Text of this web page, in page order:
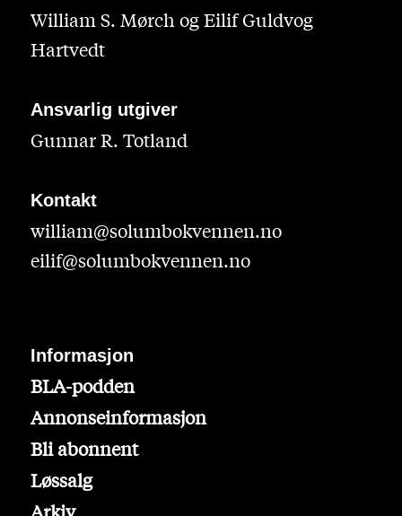
William S. Mørch og Eilif Guldvog
Hartvedt
Ansvarlig utgiver
Gunnar R. Totland
Kontakt
william@solumbokvennen.no
eilif@solumbokvennen.no
Informasjon
BLA-podden
Annonseinformasjon
Bli abonnent
Løssalg
Arkiv